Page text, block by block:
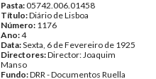
Pasta:05742.006.01458
Título:Diário de Lisboa
Número: 1176
Ano:4
Data:Sexta, 6 de Fevereiro de 1925
Directores:Director: Joaquim
Manso
Fundo:DRR - Documentos Ruella